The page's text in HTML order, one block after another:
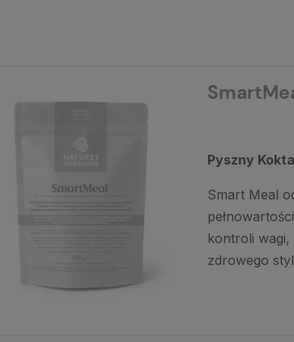
Pyszny
Smart Meal
kontroli
zdrowego